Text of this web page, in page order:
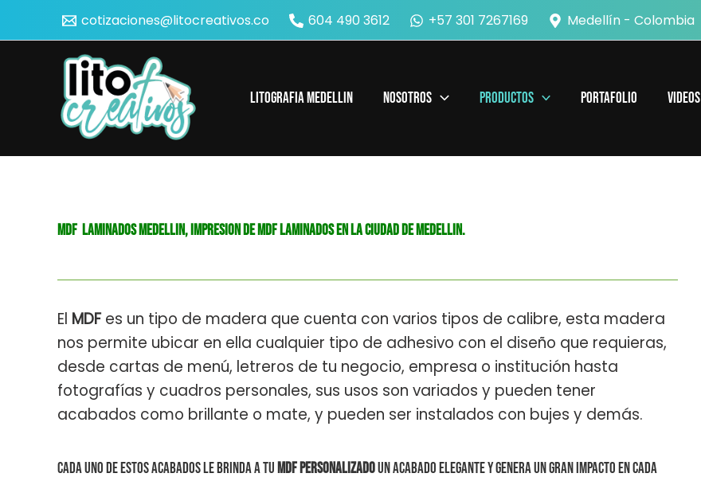
cotizaciones@litocreativos.co 604 490 3612 +57 301 7267169 Medellín - Colombia
Litografia Medellin Nosotros Productos Portafolio Videos
MDF LAMINADOS MEDELLIN, IMPRESION DE MDF LAMINADOS EN LA CIUDAD DE MEDELLIN.
El MDFes un tipo de madera que cuenta con varios tipos de calibre, esta madera
nos permite ubicar en ella cualquier tipo de adhesivo con el diseño que requieras,
desde cartas de menú, letreros de tu negocio, empresa o institución hasta
fotografías y cuadros personales, sus usos son variados y pueden tener
acabados como brillante o mate, y pueden ser instalados con bujes y demás.
Cada uno de estos acabados le brinda a tumdf personalizadoun acabado elegante y genera un gran impacto en cada